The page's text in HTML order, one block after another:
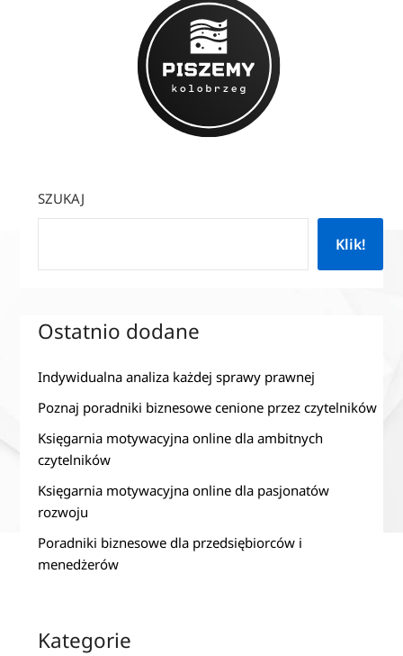
SZUKAJ
Klik!
Ostatnio dodane
Indywidualna analiza każdej sprawy prawnej
Poznaj poradniki biznesowe cenione przez czytelników
Księgarnia motywacyjna online dla ambitnych
czytelników
Księgarnia motywacyjna online dla pasjonatów
rozwoju
Poradniki biznesowe dla przedsiębiorców i
menedżerów
Kategorie